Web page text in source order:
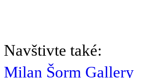
Navštivte také:
Milan Šorm Gallery